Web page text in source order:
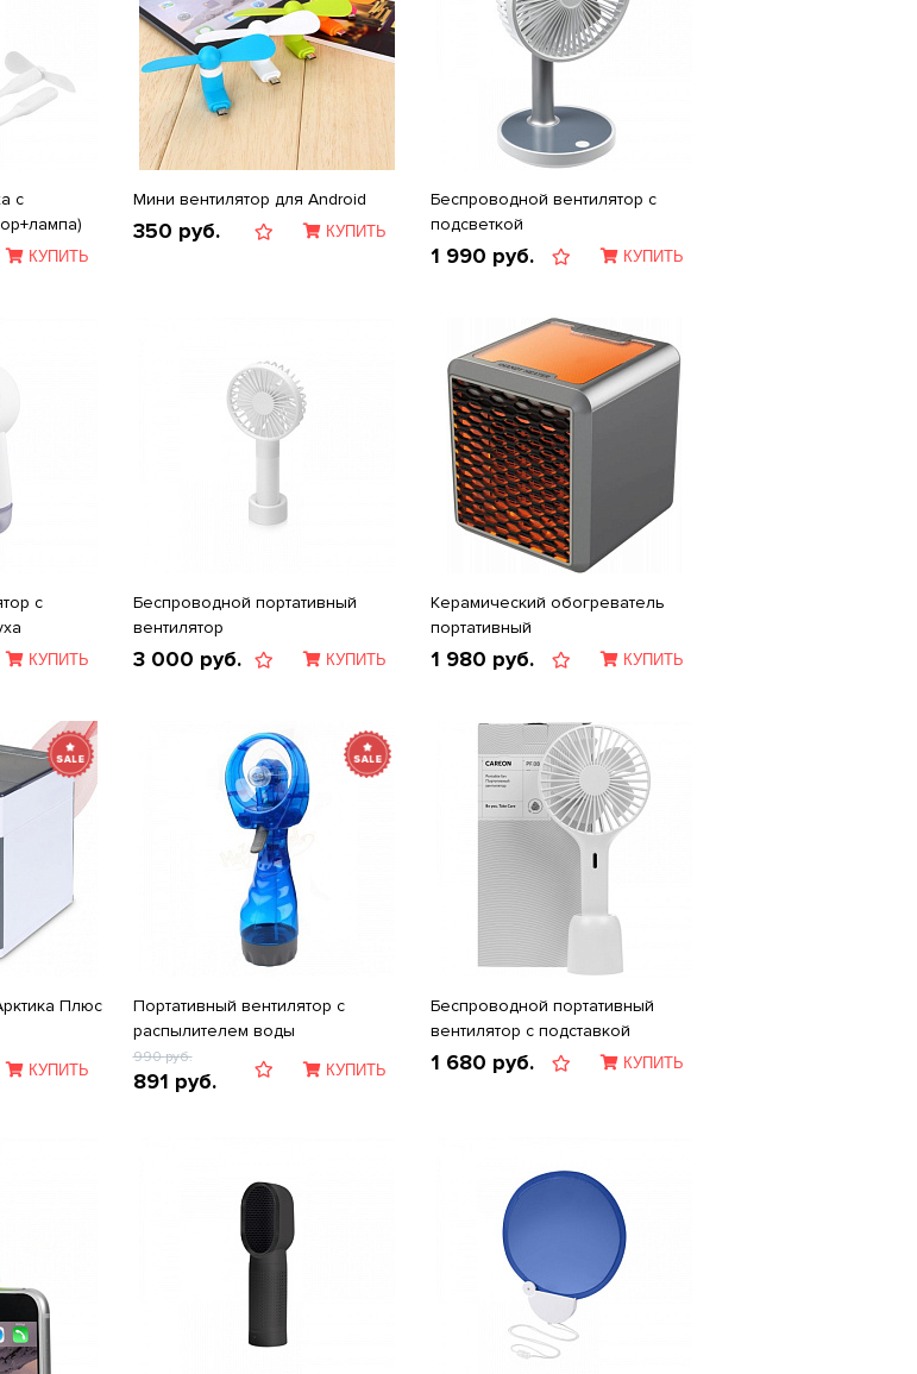
с
КУПИТЬ
Мини вентилятор для Android
350 руб. КУПИТЬ
Беспроводной вентилятор с
подсветкой
1 990 руб. КУПИТЬ
с
КУПИТЬ
Беспроводной портативный
вентилятор
3 000 руб. КУПИТЬ
Керамический обогреватель
портативный
1 980 руб. КУПИТЬ
Плюс
КУПИТЬ
Портативный вентилятор с
распылителем воды
990руб.
891 руб. КУПИТЬ
Беспроводной портативный
вентилятор с подставкой
1 680 руб. КУПИТЬ